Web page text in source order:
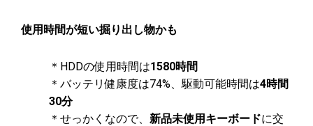
使用時間が短い掘り出し物かも
＊HDDの使用時間は1580時間
＊バッテリ健康度は74%、駆動可能時間は4時間
30分
＊せっかくなので、 新品未使用キーボードに交